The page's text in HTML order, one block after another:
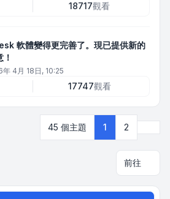
18717觀看
軟體變得更完善了。現已提供新的
年 4月 18日, 10:25
17747觀看
45 個主題 1 2
前往